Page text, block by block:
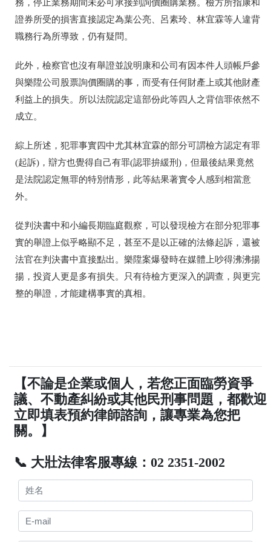
務，停止業務期間未必可承接到詢價圈購業務。檢方所指康和
證券所受的損害直接認定為葉公亮、呂素玲、林宜霖等人違背
職務行為所導致，仍有疑問。
此外，檢察官也沒有舉證並說明康和公司有因本件人頭帳戶參
與樂陞公司股票詢價圈購的事，而受有任何財產上或其他財產
利益上的損失。
所以法院認定這部份此等四人之背信罪依然不
成立。
綜上所述，犯罪事實四中尤其林宜霖的部分可謂檢方認定有罪
(起訴)，辯方也覺得自己有罪(認罪拚緩刑)，但最後結果竟然
是法院認定無罪的特別情形，此等結果著實令人感到相當意
外。
從判決書中和小編長期臨庭觀察，可以發現檢方在部分犯罪事
實的舉證上似乎略顯不足，甚至不是以正確的法條起訴，還被
法官在判決書中直接點出。樂陞案爆發時在媒體上吵得沸沸揚
揚，投資人更是多有損失。只有待檢方更深入的調查，與更完
整的舉證，才能建構事實的真相。
【不論是企業或個人，若您正面臨勞資爭
議、不動產糾紛或其他民刑事問題，都歡迎
立即填表預約律師諮詢，讓專業為您把
關。】
📞 大壯法律客服專線：02 2351-2002